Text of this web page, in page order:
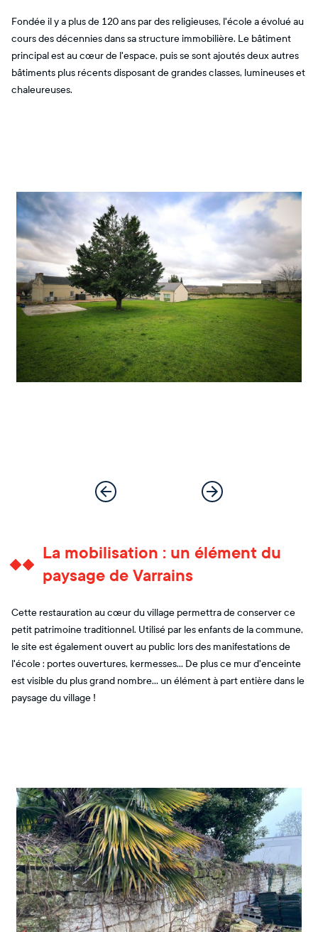
Fondée il y a plus de 120 ans par des religieuses, l'école a évolué au
cours des décennies dans sa structure immobilière. Le bâtiment
principal est au cœur de l'espace, puis se sont ajoutés deux autres
bâtiments plus récents disposant de grandes classes, lumineuses et
chaleureuses.
La mobilisation : un élément du
paysage de Varrains
Cette restauration au cœur du village permettra de conserver ce
petit patrimoine traditionnel. Utilisé par les enfants de la commune,
le site est également ouvert au public lors des manifestations de
l'école : portes ouvertures, kermesses... De plus ce mur d'enceinte
est visible du plus grand nombre… un élément à part entière dans le
paysage du village !